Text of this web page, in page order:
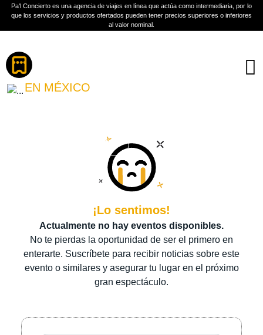
Pa'l Concierto es una agencia de viajes en línea que actúa como intermediaria, por lo
que los servicios y productos ofertados pueden tener precios superiores o inferiores
al valor nominal.
VETUSTA MORLA
EN MÉXICO
Más información
¡Lo sentimos!
Actualmente no hay eventos disponibles.
No te pierdas la oportunidad de ser el primero en
enterarte. Suscríbete para recibir noticias sobre este
evento o similares y asegurar tu lugar en el próximo
gran espectáculo.